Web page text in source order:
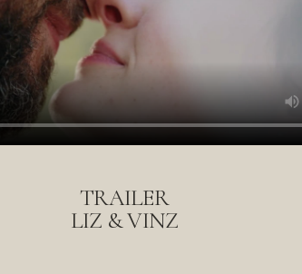
TRAILER
LIZ & VINZ